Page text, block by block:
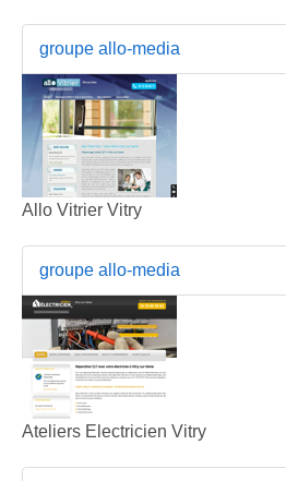
groupe allo-media
Allo Vitrier Vitry
groupe allo-media
Ateliers Electricien Vitry